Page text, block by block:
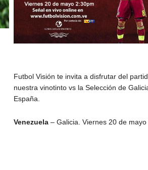
Futbol Visión te invita a disfrutar del
nuestra vinotinto vs la Selección de
España.
Venezuela– Galicia. Viernes 20 de